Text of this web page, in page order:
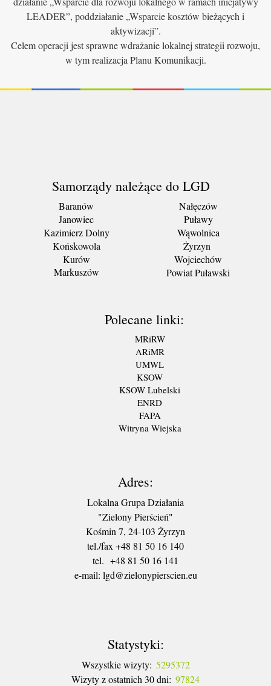
LEADER”, poddziałanie „Wsparcie kosztów bieżących i
aktywizacji”.
Celem operacji jest sprawne wdrażanie lokalnej strategii rozwoju,
w tym realizacja Planu Komunikacji.
Samorządy należące do LGD
Baranów
Janowiec
Kazimierz Dolny
Końskowola
Kurów
Markuszów
Nałęczów
Puławy
Wąwolnica
Żyrzyn
Wojciechów
Powiat Puławski
Polecane linki:
MRiRW
ARiMR
UMWL
KSOW
KSOW Lubelski
ENRD
FAPA
Witryna Wiejska
Adres:
Lokalna Grupa Działania
"Zielony Pierścień"
Kośmin 7, 24-103 Żyrzyn
tel./fax +48 81 50 16 140
tel. +48 81 50 16 141
​e-mail: lgd@zielonypierscien.eu
Statystyki:
Wszystkie wizyty: 5295372
Wizyty z ostatnich 30 dni: 97824